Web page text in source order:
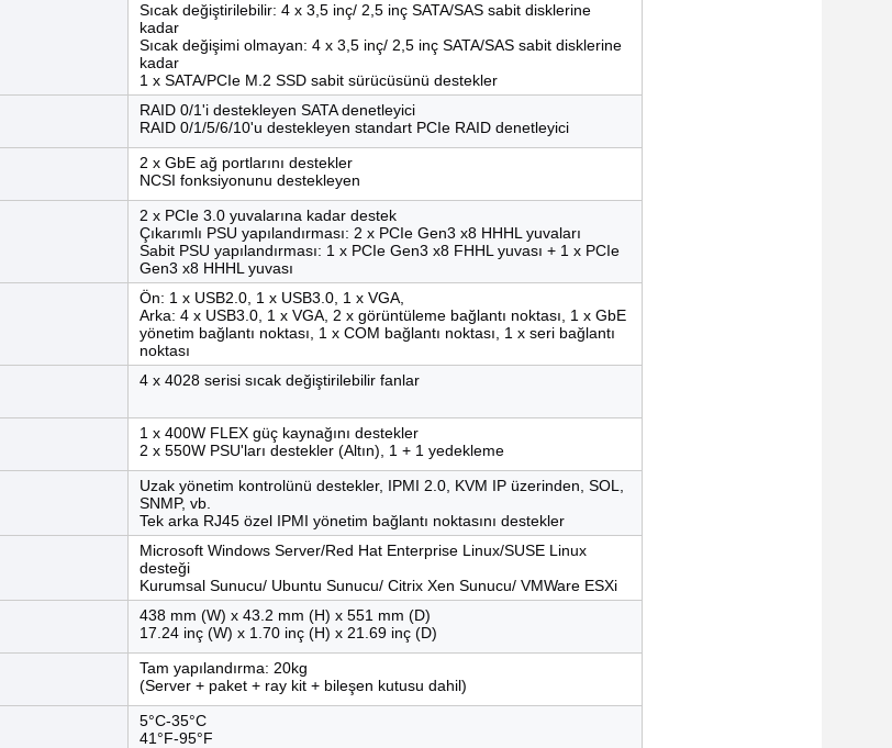
Sıcak değiştirilebilir: 4 x 3,5 inç/ 2,5 inç SATA/SAS sabit disklerine
kadar
Sıcak değişimi olmayan: 4 x 3,5 inç/ 2,5 inç SATA/SAS sabit disklerine
kadar
1 x SATA/PCIe M.2 SSD sabit sürücüsünü destekler
RAID 0/1'i destekleyen SATA denetleyici
RAID 0/1/5/6/10'u destekleyen standart PCIe RAID denetleyici
2 x GbE ağ portlarını destekler
NCSI fonksiyonunu destekleyen
2 x PCIe 3.0 yuvalarına kadar destek
Çıkarımlı PSU yapılandırması: 2 x PCIe Gen3 x8 HHHL yuvaları
Sabit PSU yapılandırması: 1 x PCIe Gen3 x8 FHHL yuvası + 1 x PCIe
Gen3 x8 HHHL yuvası
Ön: 1 x USB2.0, 1 x USB3.0, 1 x VGA,
Arka: 4 x USB3.0, 1 x VGA, 2 x görüntüleme bağlantı noktası, 1 x GbE
yönetim bağlantı noktası, 1 x COM bağlantı noktası, 1 x seri bağlantı
noktası
4 x 4028 serisi sıcak değiştirilebilir fanlar
1 x 400W FLEX güç kaynağını destekler
2 x 550W PSU'ları destekler (Altın), 1 + 1 yedekleme
Uzak yönetim kontrolünü destekler, IPMI 2.0, KVM IP üzerinden, SOL,
SNMP, vb.
Tek arka RJ45 özel IPMI yönetim bağlantı noktasını destekler
Microsoft Windows Server/Red Hat Enterprise Linux/SUSE Linux
desteği
Kurumsal Sunucu/ Ubuntu Sunucu/ Citrix Xen Sunucu/ VMWare ESXi
438 mm (W) x 43.2 mm (H) x 551 mm (D)
17.24 inç (W) x 1.70 inç (H) x 21.69 inç (D)
Tam yapılandırma: 20kg
(Server + paket + ray kit + bileşen kutusu dahil)
5°C-35°C
41°F-95°F